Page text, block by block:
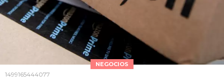
NEGOCIOS
1499165444077